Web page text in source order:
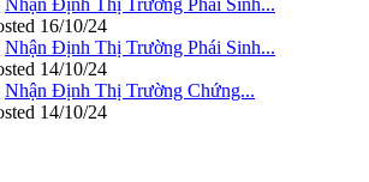
16/10/24
Nhận Định Thị Trường Phái Sinh...
14/10/24
Nhận Định Thị Trường Chứng...
14/10/24